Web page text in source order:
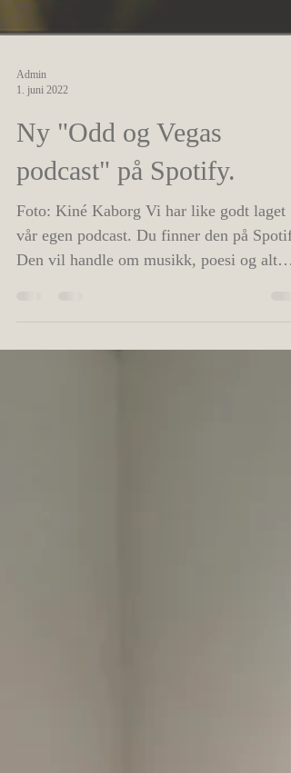
1. juni 2022
Ny "Odd og Vegas
podcast" på Spotify.
Foto: Kiné Kaborg Vi har like godt laget
vår egen podcast. Du finner den på